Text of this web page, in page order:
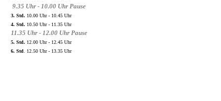
9.35 Uhr - 10.00 Uhr Pause
3. Std. 10.00 Uhr - 10.45 Uhr
4. Std. 10.50 Uhr - 11.35 Uhr
11.35 Uhr - 12.00 Uhr Pause
5. Std. 12.00 Uhr - 12.45 Uhr
6. Std
. 12.50 Uhr - 13.35 Uhr